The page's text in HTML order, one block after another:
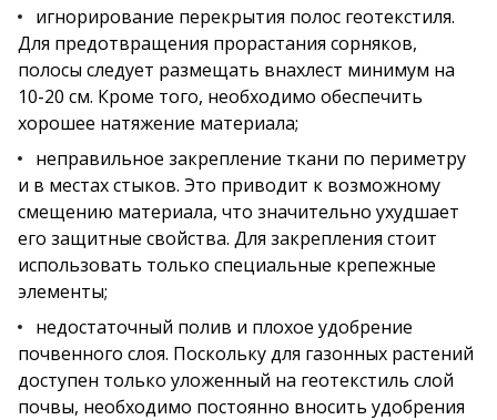
игнорирование перекрытия полос геотекстиля.
Для предотвращения прорастания сорняков,
полосы следует размещать внахлест минимум на
10-20 см. Кроме того, необходимо обеспечить
хорошее натяжение материала;
неправильное закрепление ткани по периметру
и в местах стыков. Это приводит к возможному
смещению материала, что значительно ухудшает
его защитные свойства. Для закрепления стоит
использовать только специальные крепежные
элементы;
недостаточный полив и плохое удобрение
почвенного слоя. Поскольку для газонных растений
доступен только уложенный на геотекстиль слой
почвы, необходимо постоянно вносить удобрения